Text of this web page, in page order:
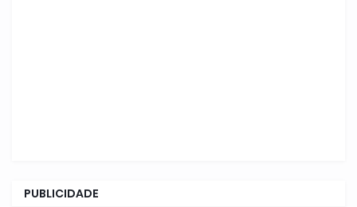
PUBLICIDADE